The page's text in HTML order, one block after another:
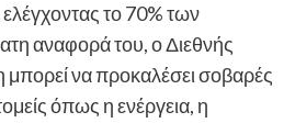
το 70% των
αναφορά του, ο Διεθνής
μπορεί να προκαλέσει σοβαρές
όπως η ενέργεια, η